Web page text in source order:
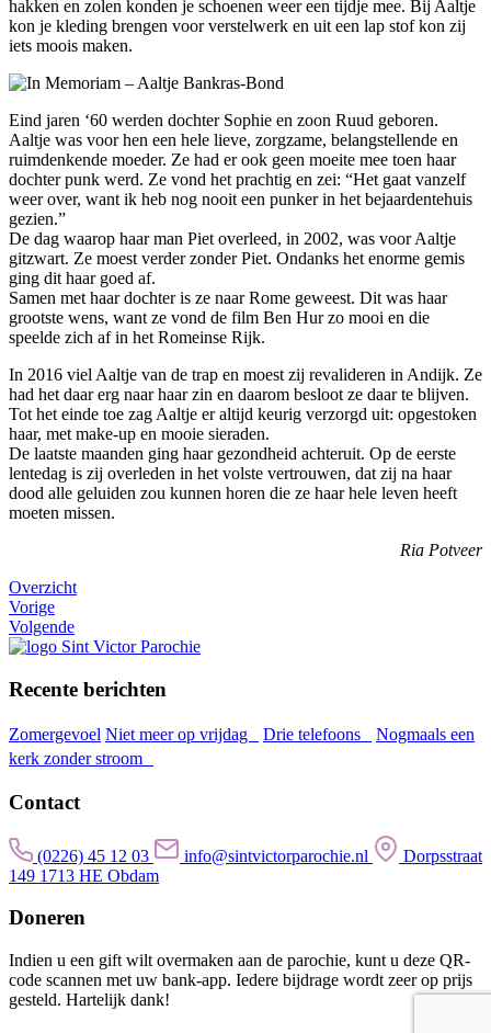
hakken en zolen konden je schoenen weer een tijdje mee. Bij Aaltje
kon je kleding brengen voor verstelwerk en uit een lap stof kon zij
iets moois maken.
Eind jaren ‘60 werden dochter Sophie en zoon Ruud geboren.
Aaltje was voor hen een hele lieve, zorgzame, belangstellende en
ruimdenkende moeder. Ze had er ook geen moeite mee toen haar
dochter punk werd. Ze vond het prachtig en zei: “Het gaat vanzelf
weer over, want ik heb nog nooit een punker in het bejaardentehuis
gezien.”
De dag waarop haar man Piet overleed, in 2002, was voor Aaltje
gitzwart. Ze moest verder zonder Piet. Ondanks het enorme gemis
ging dit haar goed af.
Samen met haar dochter is ze naar Rome geweest. Dit was haar
grootste wens, want ze vond de film Ben Hur zo mooi en die
speelde zich af in het Romeinse Rijk.
In 2016 viel Aaltje van de trap en moest zij revalideren in Andijk. Ze
had het daar erg naar haar zin en daarom besloot ze daar te blijven.
Tot het einde toe zag Aaltje er altijd keurig verzorgd uit: opgestoken
haar, met make-up en mooie sieraden.
De laatste maanden ging haar gezondheid achteruit. Op de eerste
lentedag is zij overleden in het volste vertrouwen, dat zij na haar
dood alle geluiden zou kunnen horen die ze haar hele leven heeft
moeten missen.
Ria Potveer
Overzicht
Vorige
Volgende
Recente berichten
Zomergevoel Niet meer op vrijdag Drie telefoons
Nogmaals een
kerk zonder stroom
Contact
(0226) 45 12 03 info@sintvictorparochie.nl
Dorpsstraat
149 1713 HE Obdam
Doneren
Indien u een gift wilt overmaken aan de parochie, kunt u deze QR-
code scannen met uw bank-app. Iedere bijdrage wordt zeer op prijs
gesteld. Hartelijk dank!